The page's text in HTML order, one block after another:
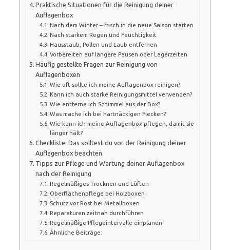
Praktische Situationen für die Reinigung deiner
Auflagenbox
Nach dem Winter – frisch in die neue Saison starten
Nach starkem Regen und Feuchtigkeit
Hausstaub, Pollen und Laub entfernen
Vorbereiten auf längere Pausen oder Lagerzeiten
Häufig gestellte Fragen zur Reinigung von
Auflagenboxen
Wie oft sollte ich meine Auflagenbox reinigen?
Kann ich auch starke Reinigungsmittel verwenden?
Wie entferne ich Schimmel aus der Box?
Was mache ich bei hartnäckigen Flecken?
Wie kann ich meine Auflagenbox pflegen, damit sie
länger hält?
Checkliste: Das solltest du vor der Reinigung deiner
Auflagenbox beachten
Tipps zur Pflege und Wartung deiner Auflagenbox
nach der Reinigung
Regelmäßiges Trocknen und Lüften
Oberflächenpflege bei Holzboxen
Schutz vor Rost bei Metallboxen
Reparaturen zeitnah durchführen
Regelmäßige Pflegeintervalle einplanen
Ähnliche Beiträge: